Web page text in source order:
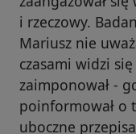
i rzeczowy.
Mariusz nie
czasami widzi
zaimponował -
poinformował o
uboczne